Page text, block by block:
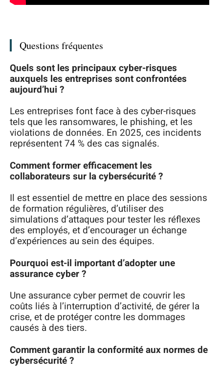
Questions fréquentes
Quels sont les principaux cyber-risques
auxquels les entreprises sont confrontées
aujourd’hui ?
Les entreprises font face à des cyber-risques
tels que les ransomwares, le phishing, et les
violations de données. En 2025, ces incidents
représentent 74 % des cas signalés.
Comment former efficacement les
collaborateurs sur la cybersécurité ?
Il est essentiel de mettre en place des sessions
de formation régulières, d’utiliser des
simulations d’attaques pour tester les réflexes
des employés, et d’encourager un échange
d’expériences au sein des équipes.
Pourquoi est-il important d’adopter une
assurance cyber ?
Une assurance cyber permet de couvrir les
coûts liés à l’interruption d’activité, de gérer la
crise, et de protéger contre les dommages
causés à des tiers.
Comment garantir la conformité aux normes de
cybersécurité ?